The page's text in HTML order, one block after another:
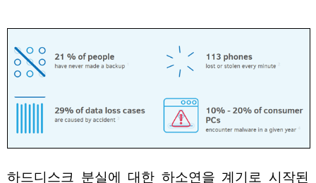
하드디스크 분실에 대한 하소연을 계기로 시작된